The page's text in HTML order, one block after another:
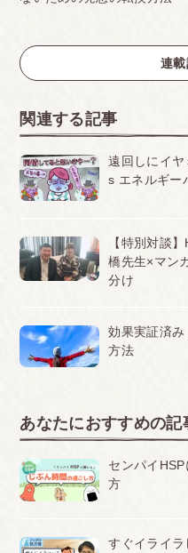
連
関連する記事
遠回しにイ
s エネルギー
【特別対談
橋先生×マン
分け
効果実証済
方法
あなたにおすすめの記
センパイ
方
すぐイライ